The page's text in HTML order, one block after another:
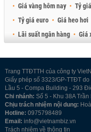
Giá vàng hôm nay Tỷ
Tỷ giá euro
Giá heo hơi
Lãi suất ngân hàng
Giá
Trang TTĐTTH của công ty
Giấy phép số 3323/GP-TTĐT
Lầu 5 - Compa Building - 293
Chi nhánh: Số 5 - Khu 38A
Chịu trách nhiệm nội dung:
Hotline: 0975798489
Email: info@vietnambiz.vn
Trách nhiệm về thông tin